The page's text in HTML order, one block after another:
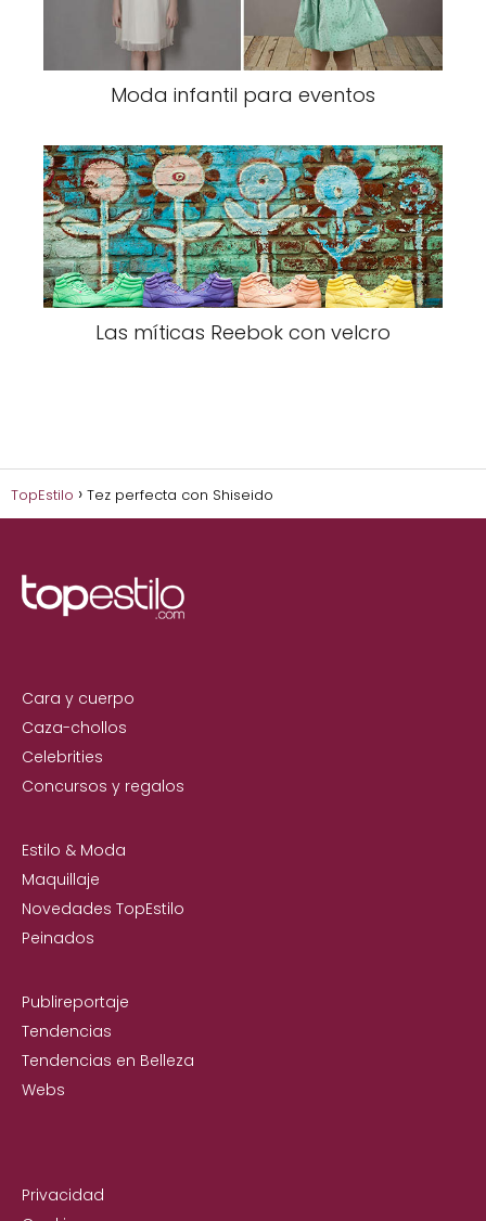
Moda infantil para eventos
Las míticas Reebok con velcro
TopEstilo Tez perfecta con Shiseido
Cara y cuerpo
Caza-chollos
Celebrities
Concursos y regalos
Estilo & Moda
Maquillaje
Novedades TopEstilo
Peinados
Publireportaje
Tendencias
Tendencias en Belleza
Webs
Privacidad